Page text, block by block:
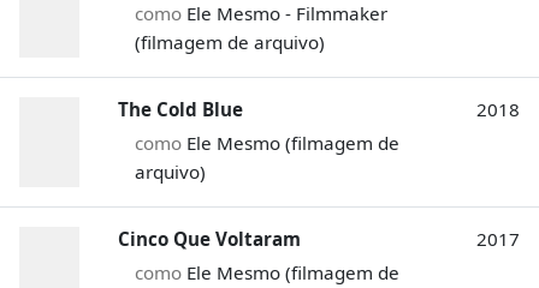
como Ele Mesmo - Filmmaker
(filmagem de arquivo)
The Cold Blue
como Ele Mesmo (filmagem de
arquivo)
2018
Cinco Que Voltaram
como Ele Mesmo (filmagem de
2017